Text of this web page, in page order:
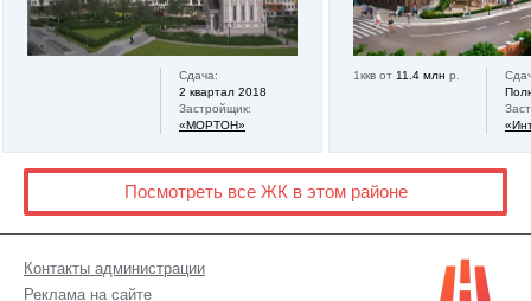
Сдача:
2 квартал 2018
Застройщик:
«МОРТОН»
1ккв от 11.4 млн р.
Посмотреть все ЖК в этом районе
Контакты администрации
Реклама на сайте